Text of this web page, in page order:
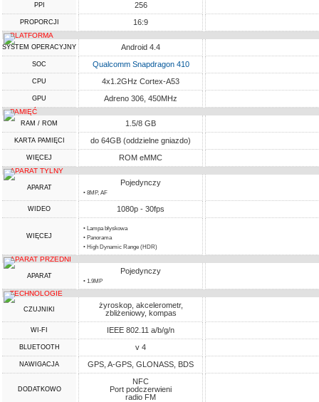
PPI 256
PROPORCJI 16:9
PLATFORMA
SYSTEM OPERACYJNY Android 4.4
SOC Qualcomm Snapdragon 410
CPU 4x1.2GHz Cortex-A53
GPU Adreno 306, 450MHz
PAMIĘĆ
RAM / ROM 1.5/8 GB
KARTA PAMIĘCI do 64GB (oddzielne gniazdo)
WIĘCEJ ROM eMMC
APARAT TYLNY
APARAT
Pojedynczy
• 8MP, AF
WIDEO 1080p - 30fps
WIĘCEJ
• Lampa błyskowa
• Panorama
• High Dynamic Range (HDR)
APARAT PRZEDNI
APARAT
Pojedynczy
• 1.9MP
TECHNOLOGIE
CZUJNIKI
żyroskop, akcelerometr,
zbliżeniowy, kompas
WI-FI IEEE 802.11 a/b/g/n
BLUETOOTH v 4
NAWIGACJA GPS, A-GPS, GLONASS, BDS
DODATKOWO
NFC
Port podczerwieni
radio FM